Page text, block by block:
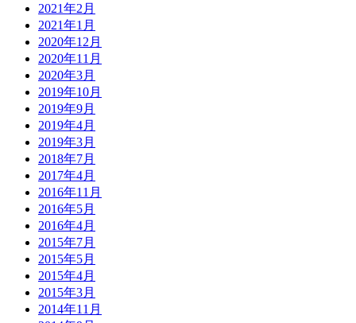
2021年2月
2021年1月
2020年12月
2020年11月
2020年3月
2019年10月
2019年9月
2019年4月
2019年3月
2018年7月
2017年4月
2016年11月
2016年5月
2016年4月
2015年7月
2015年5月
2015年4月
2015年3月
2014年11月